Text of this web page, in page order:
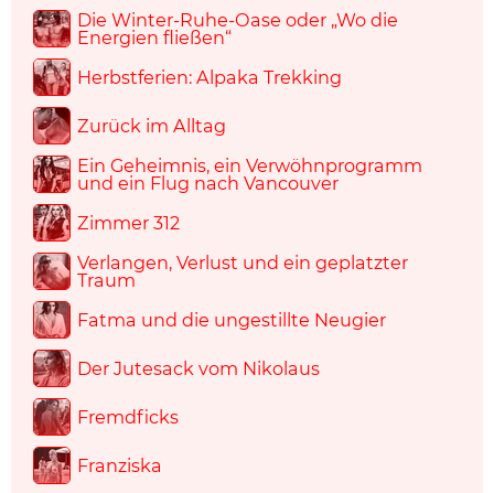
Die Winter-Ruhe-Oase oder „Wo die
Energien fließen“
Herbstferien: Alpaka Trekking
Zurück im Alltag
Ein Geheimnis, ein Verwöhnprogramm
und ein Flug nach Vancouver
Zimmer 312
Verlangen, Verlust und ein geplatzter
Traum
Fatma und die ungestillte Neugier
Der Jutesack vom Nikolaus
Fremdficks
Franziska